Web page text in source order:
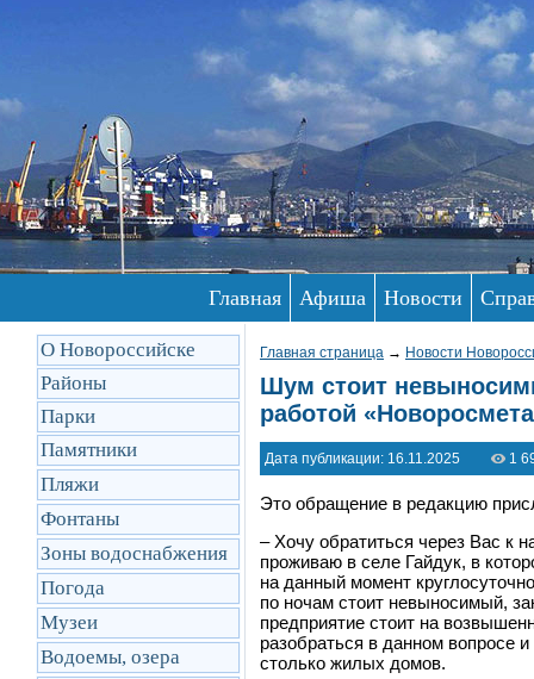
Главная Афиша Новости
О Новороссийске
Районы
Парки
Памятники
Пляжи
Фонтаны
Зоны водоснабжения
Погода
Музеи
Водоемы, озера
Главная страница → Новости
Шум стоит
работой
Дата публикации: 16.11.2025 1
Это обращение в редакцию
– Хочу обратиться через Вас к
проживаю в селе Гайдук, в
на данный момент
по ночам стоит невыносимый,
предприятие стоит на
разобраться в данном вопросе
столько жилых домов.